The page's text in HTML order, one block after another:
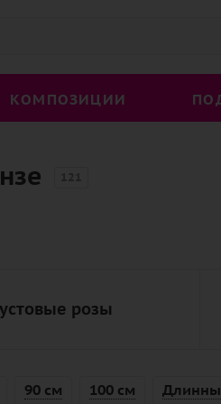
КОМПОЗИЦИИ
розы
90 см 100 см